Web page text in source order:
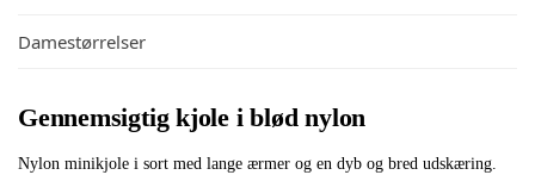
Damestørrelser
Gennemsigtig kjole i blød nylon
Nylon minikjole i sort med lange ærmer og en dyb og bred udskæring.